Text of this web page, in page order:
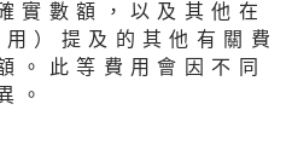
實數額，以及其他在
）提及的其他有關費
。此等費用會因不同
。